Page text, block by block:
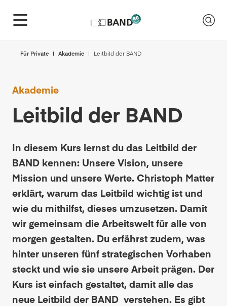
Für Private Akademie Leitbild der BAND
Akademie
Leitbild der BAND
In diesem Kurs lernst du das Leitbild der
BAND kennen: Unsere Vision, unsere
Mission und unsere Werte. Christoph Matter
erklärt, warum das Leitbild wichtig ist und
wie du mithilfst, dieses umzusetzen. Damit
wir gemeinsam die Arbeitswelt für alle von
morgen gestalten. Du erfährst zudem, was
hinter unseren fünf strategischen Vorhaben
steckt und wie sie unsere Arbeit prägen. Der
Kurs ist einfach gestaltet, damit alle das
neue Leitbild der BAND verstehen. Es gibt